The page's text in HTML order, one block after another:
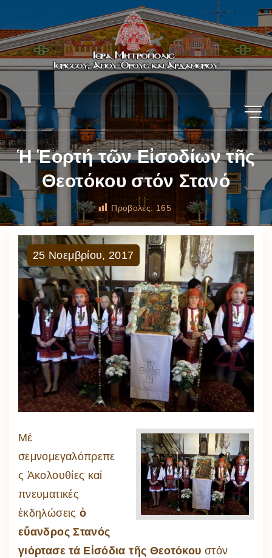
Ἡ Ἑορτή τῶν Εἰσοδίων τῆς
Θεοτόκου στόν Στανό
Προβολές: 165
25 Νοεμβρίου, 2017
Μέ
σεμνομεγαλόπρεπε
ς Ἀκολουθίες καί
πνευματικές
ἐκδηλώσεις ὁ
εὔανδρος Στανός
γιόρτασε τά Εἰσόδια τῆς Θεοτόκου στόν